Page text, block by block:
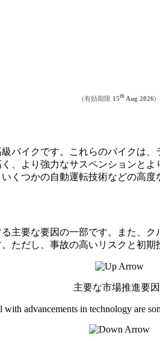
(有効期限 15th Aug 2026)
バイクです。これらのバイクは
、より強力なサスペンションと
くつかの自動運転技術などの高
主要な要因の一部です。また、
ただし、事故の高いリスクと初
主要な市場推進要
advancements in technology are